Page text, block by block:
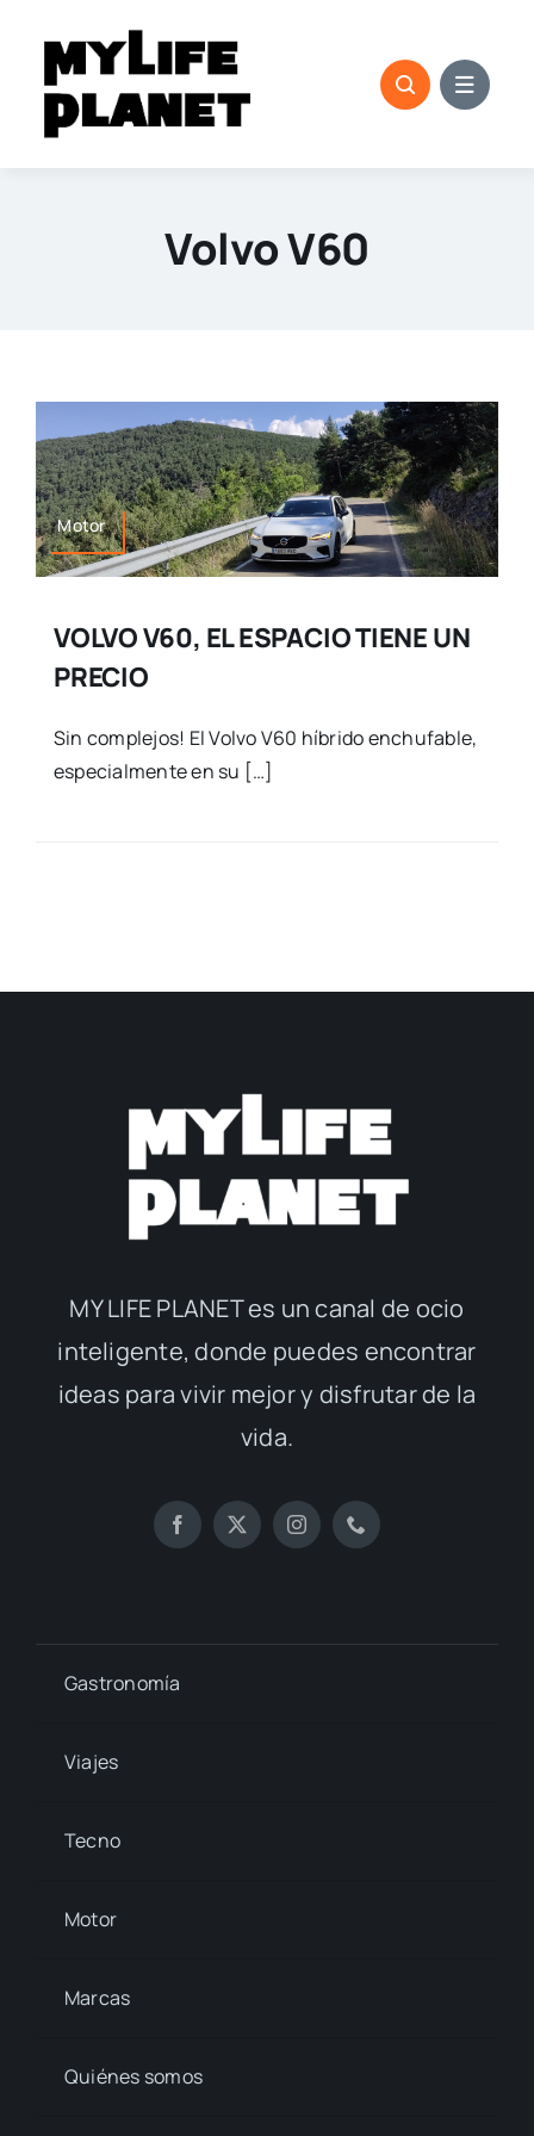
contenido
Volvo V60
Motor
VOLVO V60, EL ESPACIO TIENE UN
PRECIO
Sin complejos! El Volvo V60 híbrido enchufable,
especialmente en su […]
MY LIFE PLANET es un canal de ocio
inteligente, donde puedes encontrar
ideas para vivir mejor y disfrutar de la
vida.
Gastronomía
Viajes
Tecno
Motor
Marcas
Quiénes somos